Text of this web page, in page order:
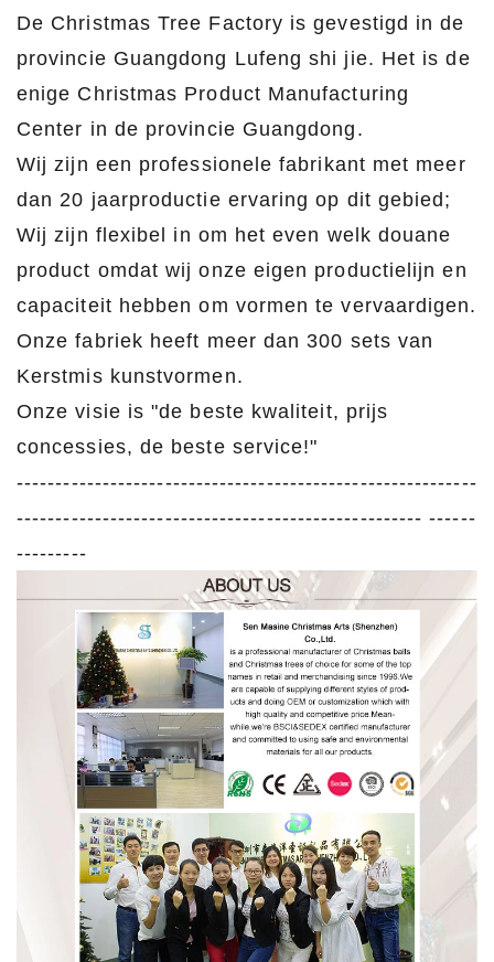
De Christmas Tree Factory is gevestigd in de
provincie Guangdong Lufeng shi jie. Het is de
enige Christmas Product Manufacturing
Center in de provincie Guangdong.
Wij zijn een professionele fabrikant met meer
dan 20 jaarproductie ervaring op dit gebied;
Wij zijn flexibel in om het even welk douane
product omdat wij onze eigen productielijn en
capaciteit hebben om vormen te vervaardigen.
Onze fabriek heeft meer dan 300 sets van
Kerstmis kunstvormen.
Onze visie is "de beste kwaliteit, prijs
concessies, de beste service!"
-----------------------------------------------------------
---------------------------------------------------- ------
---------